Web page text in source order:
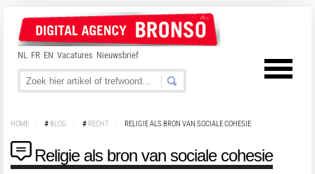
NL FR EN Vacatures Nieuwsbrief
HOME # BLOG # RECHT RELIGIE ALS BRON VAN SOCIALE COHESIE
Religie als bron van sociale cohesie